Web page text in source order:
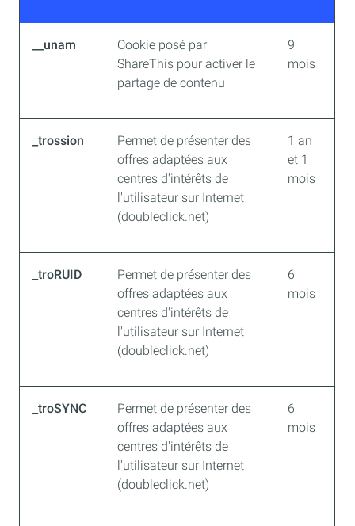
__unam
Cookie posé par
ShareThis pour activer le
partage de contenu
9
mois
_trossion
Permet de présenter des
offres adaptées aux
centres d'intérêts de
l'utilisateur sur Internet
(doubleclick.net)
1 an
et 1
mois
_troRUID
Permet de présenter des
offres adaptées aux
centres d'intérêts de
l'utilisateur sur Internet
(doubleclick.net)
6
mois
_troSYNC
Permet de présenter des
offres adaptées aux
centres d'intérêts de
l'utilisateur sur Internet
(doubleclick.net)
6
mois